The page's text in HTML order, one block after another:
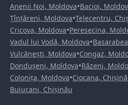
Anenii Noi, Moldova•Bacioi,
Țînțăreni, Moldova•Telecentru,
Cricova, Moldova•Peresecina,
Vadul lui Vodă, Moldova•
Vulcănești, Moldova•Congaz,
Dondușeni, Moldova•Răzeni,
Colonița, Moldova•Ciocana,
Buiucani, Chișinău